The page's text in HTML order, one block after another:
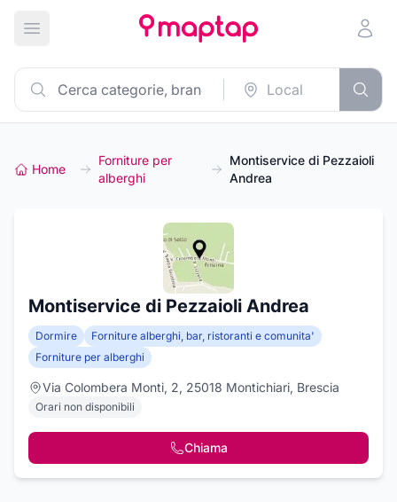
Apri menu principale
Home
Forniture per
alberghi
Montiservice di Pezzaioli
Andrea
Montiservice di Pezzaioli Andrea
Dormire
Forniture alberghi, bar, ristoranti e comunita'
Forniture per alberghi
Via Colombera Monti, 2, 25018 Montichiari, Brescia
Orari non disponibili
Chiama